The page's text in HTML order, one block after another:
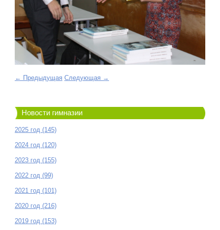
← Предыдущая Следующая →
Новости гимназии
2025 год (145)
2024 год (120)
2023 год (155)
2022 год (99)
2021 год (101)
2020 год (216)
2019 год (153)